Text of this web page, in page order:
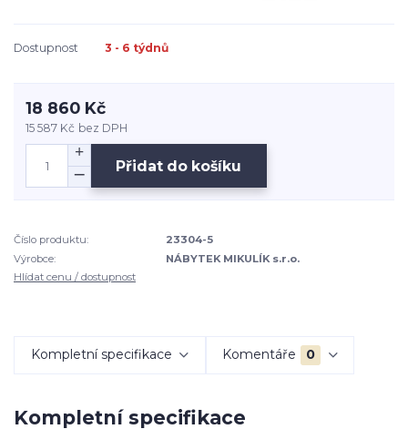
Dostupnost 3 - 6 týdnů
18 860 Kč
15 587 Kč bez DPH
Přidat do košíku
Číslo produktu:
23304-5
Výrobce:
NÁBYTEK MIKULÍK s.r.o.
Hlídat cenu / dostupnost
Kompletní specifikace Komentáře 0
Kompletní specifikace